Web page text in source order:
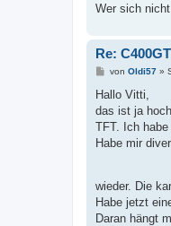
Wer sich
Re:
B
i
r
a
von Oldi57»
Hallo Vitti,
das ist ja
TFT. Ich
Habe mir
wieder. Die
Habe jetzt
Daran hängt